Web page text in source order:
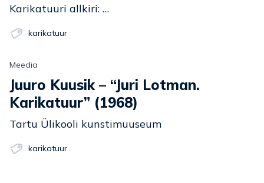
Karikatuuri allkiri: …
karikatuur
Meedia
Juuro Kuusik – “Juri Lotman.
Karikatuur” (1968)
Tartu Ülikooli kunstimuuseum
karikatuur